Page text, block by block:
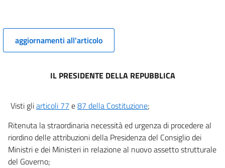
aggiornamenti all'articolo
IL PRESIDENTE DELLA REPUBBLICA
Visti gliarticoli 77 e87 della Costituzione;
Ritenuta la straordinaria necessità ed urgenza di procedere al
riordino delle attribuzioni della Presidenza del Consiglio dei
Ministri e dei Ministeri in relazione al nuovo assetto strutturale
del Governo;